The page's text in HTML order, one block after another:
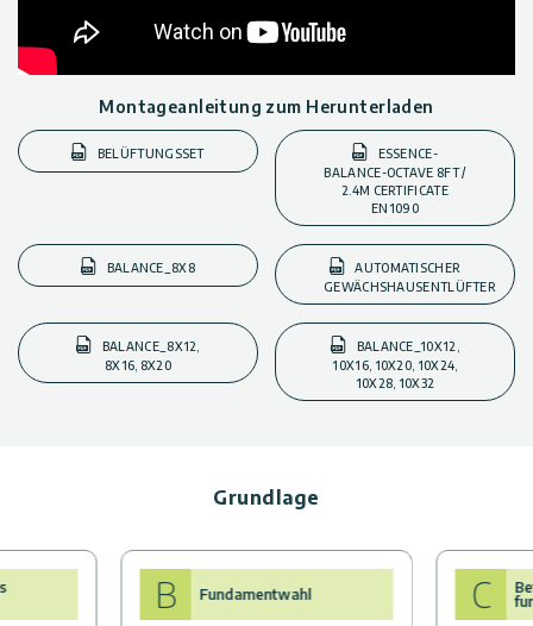
Montageanleitung zum Herunterladen
BELÜFTUNGSSET
ESSENCE-
BALANCE-OCTAVE 8FT /
2.4M CERTIFICATE
EN1090
BALANCE_8X8
AUTOMATISCHER
GEWÄCHSHAUSENTLÜFTER
BALANCE_8X12,
8X16, 8X20
BALANCE_10X12,
10X16, 10X20, 10X24,
10X28, 10X32
Grundlage
B Fundamentwahl C